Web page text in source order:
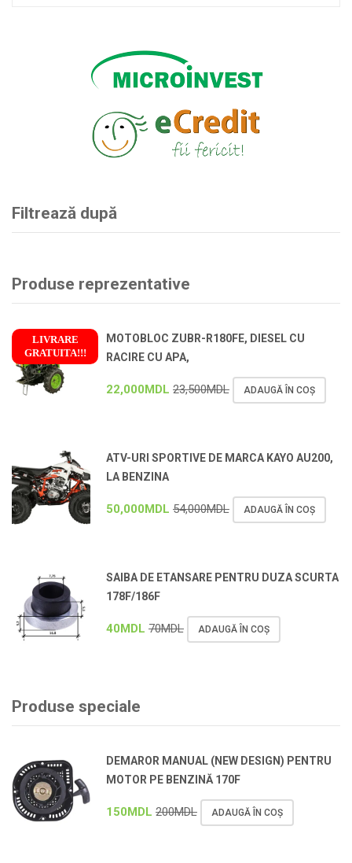
Filtrează după
Produse reprezentative
LIVRARE
GRATUITA!!!
!
MOTOBLOC ZUBR-R180FE, DIESEL CU
RACIRE CU APA,
22,000MDL 23,500MDL ADAUGĂ ÎN COȘ
ATV-URI SPORTIVE DE MARCA KAYO AU200,
LA BENZINA
50,000MDL 54,000MDL ADAUGĂ ÎN COȘ
SAIBA DE ETANSARE PENTRU DUZA SCURTA
178F/186F
40MDL 70MDL ADAUGĂ ÎN COȘ
Produse speciale
DEMAROR MANUAL (NEW DESIGN) PENTRU
MOTOR PE BENZINĂ 170F
150MDL 200MDL ADAUGĂ ÎN COȘ